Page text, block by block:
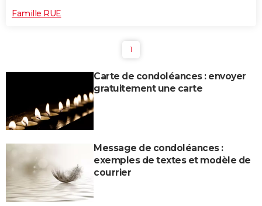
Famille RUE
1
Carte de condoléances : envoyer
gratuitement une carte
Message de condoléances :
exemples de textes et modèle de
courrier